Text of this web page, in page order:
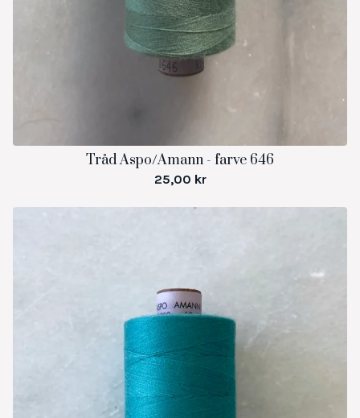
Tråd Aspo/Amann - farve 646
25,00 kr